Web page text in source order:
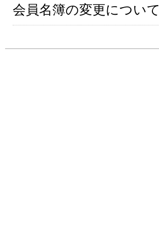
会員名簿の変更について